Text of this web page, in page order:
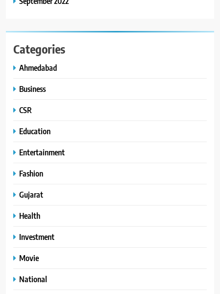
Categories
Ahmedabad
Business
CSR
Education
Entertainment
Fashion
Gujarat
Health
Investment
Movie
National